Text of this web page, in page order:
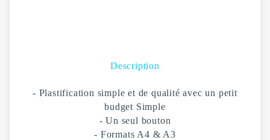
Description
- Plastification simple et de qualité avec un petit
budget Simple
- Un seul bouton
- Formats A4 & A3